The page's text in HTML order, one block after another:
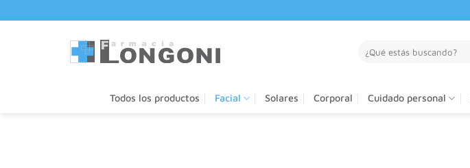
al
por:
Todos los productos Facial Solares Corporal Cuidado personal